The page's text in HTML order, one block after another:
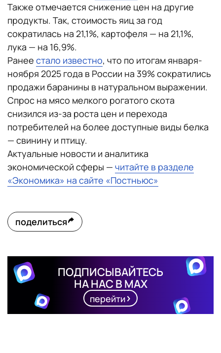
Также отмечается снижение цен на другие
продукты. Так, стоимость яиц за год
сократилась на 21,1%, картофеля — на 21,1%,
лука — на 16,9%.
Ранее стало известно, что по итогам января-
ноября 2025 года в России на 39% сократились
продажи баранины в натуральном выражении.
Спрос на мясо мелкого рогатого скота
снизился из-за роста цен и перехода
потребителей на более доступные виды белка
— свинину и птицу.
Актуальные новости и аналитика
экономической сферы — читайте в разделе
«Экономика» на сайте «Постньюс»
поделиться
ПОДПИСЫВАЙТЕСЬ
НА НАС В MAX
перейти